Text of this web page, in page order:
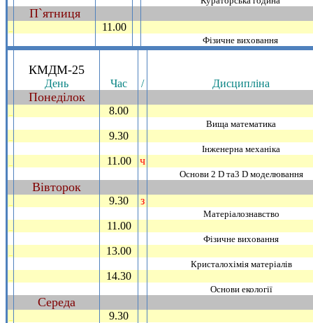
П`ятниця
11.00
Фiзичне виховання
КМДМ-25
День Час / Дисциплiна
Понедiлок
8.00
Вища математика
9.30
Iнженерна механiка
11.00 ч
Основи 2 D та3 D моделювання
Вiвторок
9.30 з
Матерiалознавство
11.00
Фiзичне виховання
13.00
Кристалохiмiя матерiалiв
14.30
Основи екологiї
Середа
9.30